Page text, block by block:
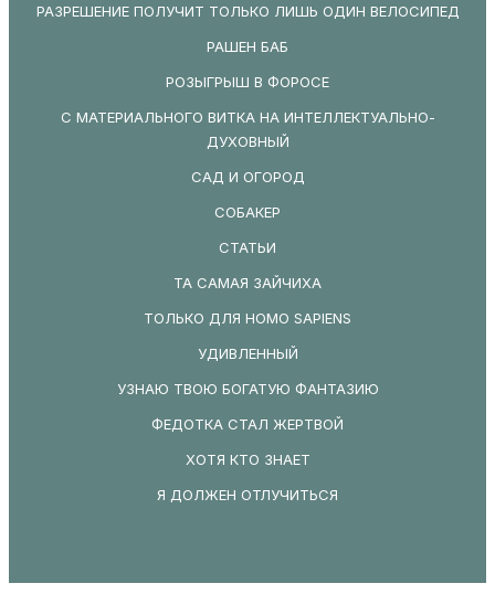
РАЗРЕШЕНИЕ ПОЛУЧИТ ТОЛЬКО ЛИШЬ ОДИН ВЕЛОСИПЕД
РАШЕН БАБ
РОЗЫГРЫШ В ФОРОСЕ
С МАТЕРИАЛЬНОГО ВИТКА НА ИНТЕЛЛЕКТУАЛЬНО-
ДУХОВНЫЙ
САД И ОГОРОД
СОБАКЕР
СТАТЬИ
ТА САМАЯ ЗАЙЧИХА
ТОЛЬКО ДЛЯ HOMO SAPIENS
УДИВЛЕННЫЙ
УЗНАЮ ТВОЮ БОГАТУЮ ФАНТАЗИЮ
ФЕДОТКА СТАЛ ЖЕРТВОЙ
ХОТЯ КТО ЗНАЕТ
Я ДОЛЖЕН ОТЛУЧИТЬСЯ